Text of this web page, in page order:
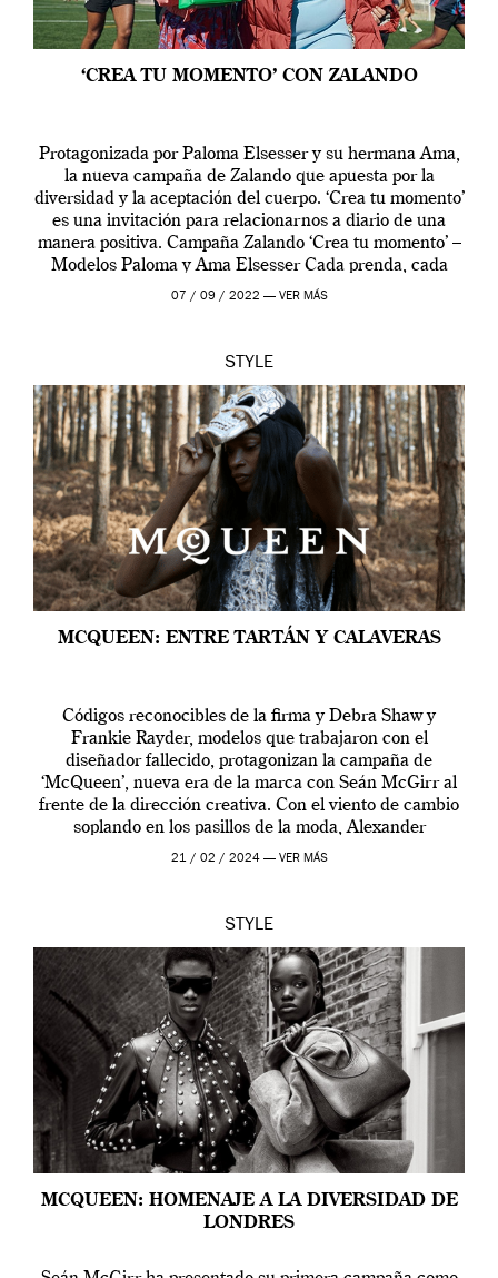
‘CREA TU MOMENTO’ CON ZALANDO
Protagonizada por Paloma Elsesser y su hermana Ama,
la nueva campaña de Zalando que apuesta por la
diversidad y la aceptación del cuerpo. ‘Crea tu momento’
es una invitación para relacionarnos a diario de una
manera positiva. Campaña Zalando ‘Crea tu momento’ –
Modelos Paloma y Ama Elsesser Cada prenda, cada
outfit, cada momento, caracteriza […]
07 / 09 / 2022 — VER MÁS
STYLE
MCQUEEN: ENTRE TARTÁN Y CALAVERAS
Códigos reconocibles de la firma y Debra Shaw y
Frankie Rayder, modelos que trabajaron con el
diseñador fallecido, protagonizan la campaña de
‘McQueen’, nueva era de la marca con Seán McGirr al
frente de la dirección creativa. Con el viento de cambio
soplando en los pasillos de la moda, Alexander
McQueen se prepara para una […]
21 / 02 / 2024 — VER MÁS
STYLE
MCQUEEN: HOMENAJE A LA DIVERSIDAD DE
LONDRES